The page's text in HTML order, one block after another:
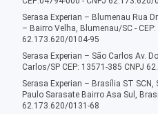
Serasa Experian – Blumenau Rua
– Bairro Velha, Blumenau/SC -
62.173.620/0104-95
Serasa Experian – São Carlos Av.
Carlos/SP CEP: 13571-385 CNPJ
Serasa Experian – Brasília ST SCN,
Paulo Sarasate Bairro Asa Sul,
62.173.620/0131-68